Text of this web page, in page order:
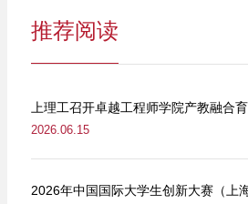
推荐阅读
上理工召开卓越工程师学院产教融合
2026.06.15